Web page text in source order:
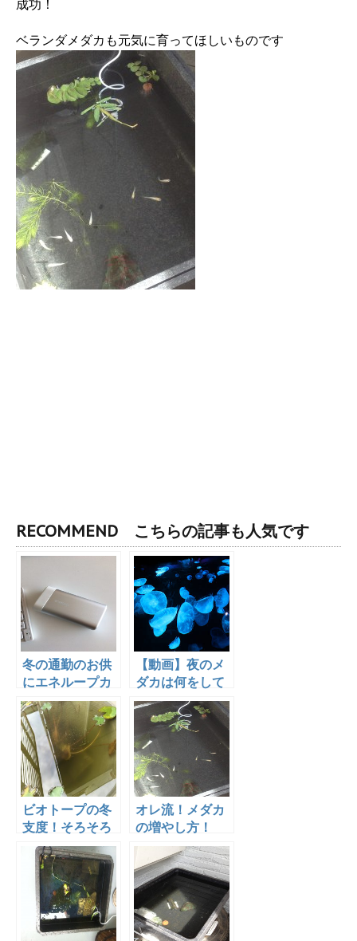
成功！
ベランダメダカも元気に育ってほしいものです
RECOMMEND こちらの記事も人気です
冬の通勤のお供
にエネループカ
イロを使ってみ
た！
【動画】夜のメ
ダカは何をして
いるの？エビ
は？あなたの知
らない世
界・・・
ビオトープの冬
支度！そろそろ
始めましょう
か！
オレ流！メダカ
の増やし方！